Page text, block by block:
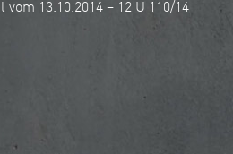
13.10.2014 – 12 U 110/14